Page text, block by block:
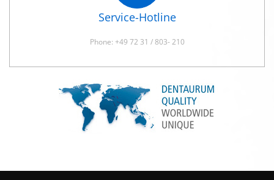
Service-Hotline
Phone: +49 72 31 / 803- 210